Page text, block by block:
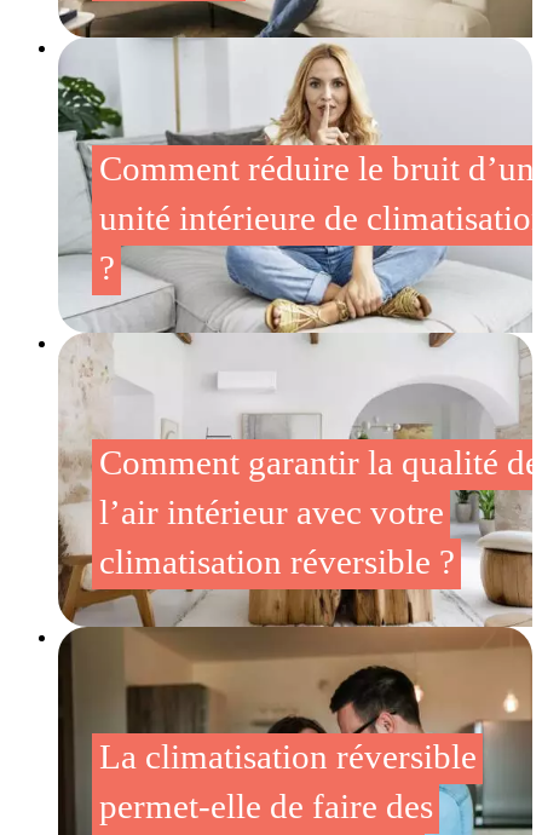
Comment réduire le bruit
unité intérieure de
?
Comment garantir la qualité de
l’air intérieur avec votre
climatisation réversible ?
La climatisation réversible
permet-elle de faire des